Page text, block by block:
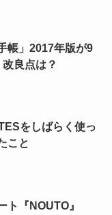
帳」2017年版が9
良点は？
をしばらく使っ
こと
ト『NOUTO』